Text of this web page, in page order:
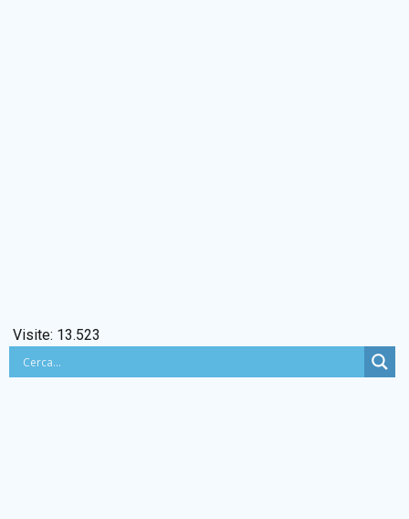
Visite: 13.523